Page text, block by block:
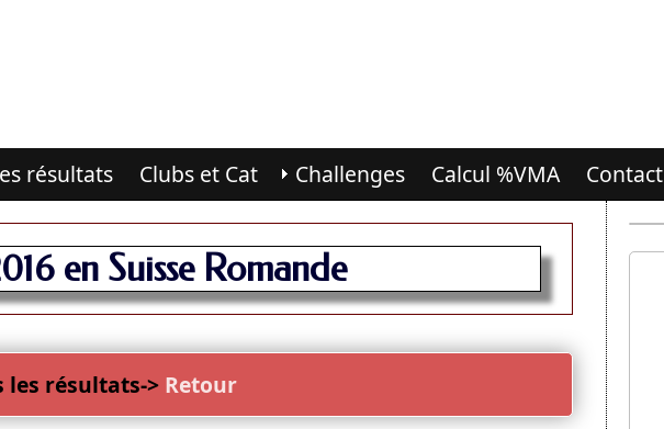
résultats Clubs et Cat Challenges Calcul %VMA Contact
en Suisse Romande
les résultats-> Retour